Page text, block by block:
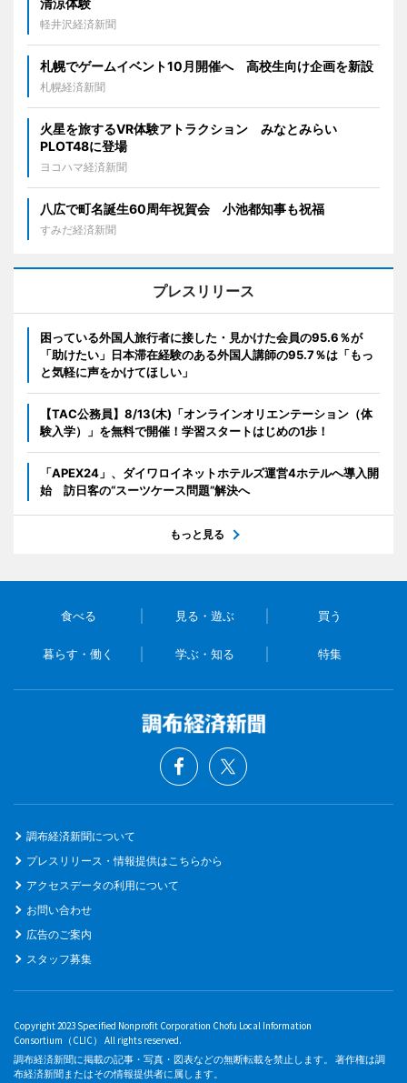
軽井沢経済新聞
札幌でゲームイベント10月開催へ 高校生向け企画を新設
札幌経済新聞
火星を旅するVR体験アトラクション みなとみらい
PLOT48に登場
ヨコハマ経済新聞
八広で町名誕生60周年祝賀会 小池都知事も祝福
すみだ経済新聞
プレスリリース
困っている外国人旅行者に接した・見かけた会員の95.6％が
「助けたい」日本滞在経験のある外国人講師の95.7％は「もっ
と気軽に声をかけてほしい」
【TAC公務員】8/13(木)「オンラインオリエンテーション（体
験入学）」を無料で開催！学習スタートはじめの1歩！
「APEX24」、ダイワロイネットホテルズ運営4ホテルへ導入開
始 訪日客の“スーツケース問題”解決へ
もっと見る
食べる 見る・遊ぶ 買う
暮らす・働く 学ぶ・知る 特集
調布経済新聞について
プレスリリース・情報提供はこちらから
アクセスデータの利用について
お問い合わせ
広告のご案内
スタッフ募集
Copyright 2023 Specified Nonprofit Corporation Chofu Local Information
Consortium（CLIC） All rights reserved.
調布経済新聞に掲載の記事・写真・図表などの無断転載を禁止します。 著作権は調
布経済新聞またはその情報提供者に属します。